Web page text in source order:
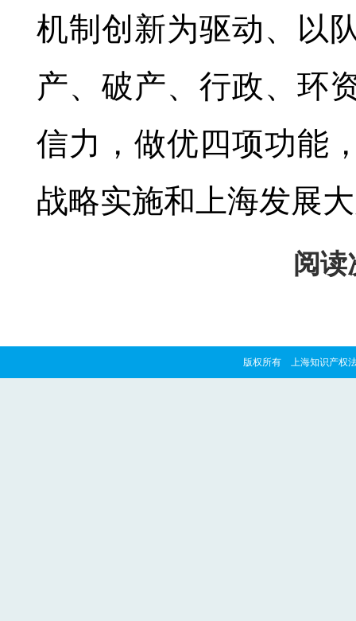
机制创新为驱动、以
产、破产、行政、环
信力，做优四项功能
战略实施和上海发展
阅读
版权所有 上海知识产权法